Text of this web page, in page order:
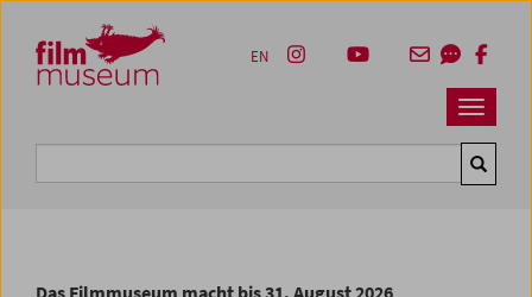
Zum Inhalt
Zum Hauptmenü
Zur Servicenavigation
Zum Suche
Navbar
EN